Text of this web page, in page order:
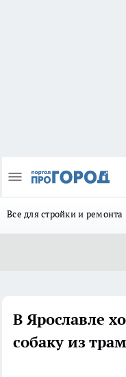
Все для стройки и ремонта
В Ярославле
собаку из